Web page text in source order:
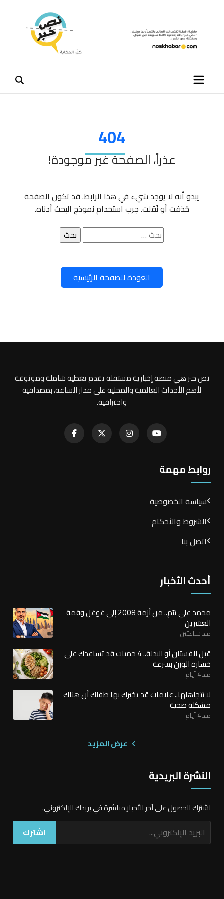
404
عذراً، الصفحة غير موجودة!
يبدو أنه لا يوجد شيء في هذا الرابط. قد تكون الصفحة
حُذفت أو نُقلت. جرب استخدام نموذج البحث أدناه.
البحث
عن:
العودة للصفحة الرئيسية
نص خبر هي منصة إخبارية مستقلة تقدم تغطية شاملة وموثوقة
لأهم الأحداث العالمية والمحلية على مدار الساعة، بمصداقية
واحترافية.
روابط مهمة
سياسة الخصوصية
الشروط والأحكام
اتصل بنا
أحدث الأخبار
محمد علي تيّم.. من أزمة 2008 إلى غوغل وقمة
العشرين
منذ ساعتين
قبل الفستان أو البدلة.. 4 حميات قد تساعدك على
خسارة الوزن بسرعة
منذ 4 أيام
لا تتجاهلها.. علامات قد يخبرك بها طفلك أن هناك
مشكلة صحية
منذ 4 أيام
عرض المزيد
النشرة البريدية
اشترك للحصول على آخر الأخبار مباشرة في بريدك الإلكتروني.
اشترك